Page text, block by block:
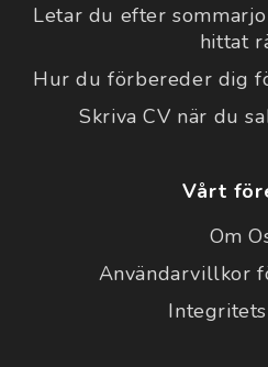
Letar du efter
hittat
Hur du förbereder dig
Skriva CV när du
Vårt
Om
Användarvillkor